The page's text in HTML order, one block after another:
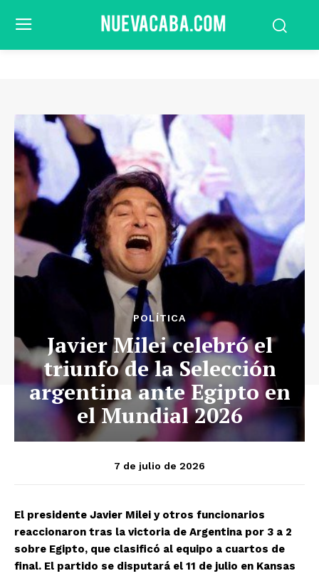
POLÍTICA
Javier Milei celebró el
triunfo de la Selección
argentina ante Egipto en
el Mundial 2026
7 de julio de 2026
El presidente Javier Milei y otros funcionarios
reaccionaron tras la victoria de Argentina por 3 a 2
sobre Egipto, que clasificó al equipo a cuartos de
final. El partido se disputará el 11 de julio en Kansas